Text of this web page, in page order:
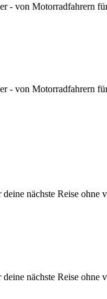
- von Motorradfahrern
- von Motorradfahrern
nächste Reise
nächste Reise